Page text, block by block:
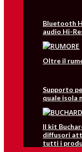
Bluetooth
audio Hi-
Oltre il
Supporto
quale isola
Il kit
diffusori
tutti i